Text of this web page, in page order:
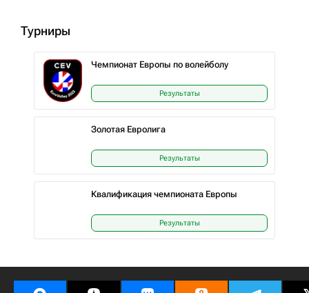
Турниры
Чемпионат Европы по волейболу
Результаты
Золотая Евролига
Результаты
Квалификация чемпионата Европы
Результаты